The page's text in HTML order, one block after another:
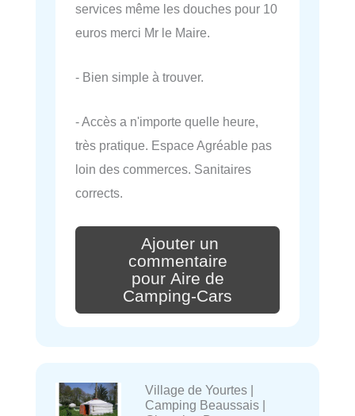
services même les douches pour 10
euros merci Mr le Maire.
- Bien simple à trouver.
- Accès a n'importe quelle heure,
très pratique. Espace Agréable pas
loin des commerces. Sanitaires
corrects.
Ajouter un
commentaire
pour Aire de
Camping-Cars
Village de Yourtes |
Camping Beaussais |